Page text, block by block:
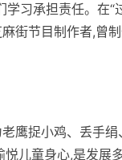
学习承担责任。在
街节目制作者,曾
鹰捉小鸡、丢手
儿童身心,是发展